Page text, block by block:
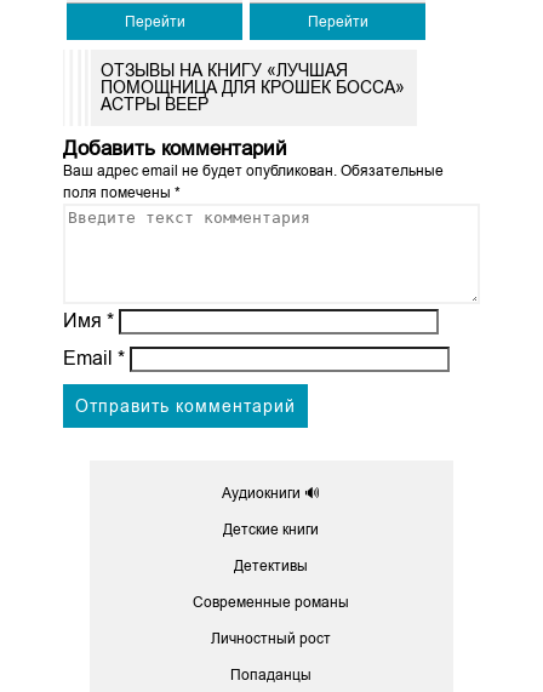
Перейти Перейти
ОТЗЫВЫ НА КНИГУ «ЛУЧШАЯ
ПОМОЩНИЦА ДЛЯ КРОШЕК БОССА»
АСТРЫ ВЕЕР
Добавить комментарий
Ваш адрес email не будет опубликован.Обязательные
поля помечены *
Имя *
Email *
Аудиокниги 🔊
Детские книги
Детективы
Современные романы
Личностный рост
Попаданцы